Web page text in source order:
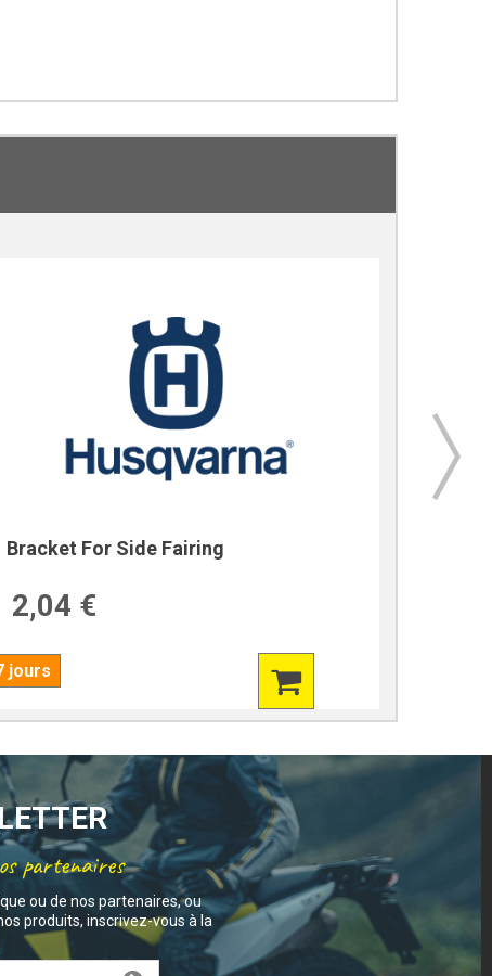
Bracket For Side Fairing
2,04 €
jours
partenaires
ou de nos partenaires, ou
produits, inscrivez-vous à la